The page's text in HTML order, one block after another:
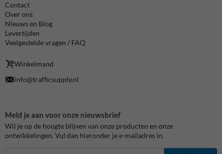
Contact
Over ons
Nieuws en Blog
Levertijden
Veelgestelde vragen / FAQ
Winkelmand
info@trafficsupply.nl
Meld je aan voor onze nieuwsbrief
Wil je op de hoogte blijven van onze producten en onze
ontwikkelingen. Vul dan hieronder je e-mailadres in.